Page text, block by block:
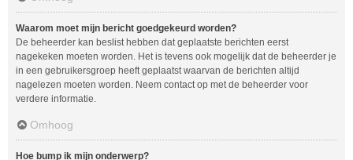
Waarom moet mijn bericht goedgekeurd worden?
De beheerder kan beslist hebben dat geplaatste berichten eerst
nagekeken moeten worden. Het is tevens ook mogelijk dat de beheerder je
in een gebruikersgroep heeft geplaatst waarvan de berichten altijd
nagelezen moeten worden. Neem contact op met de beheerder voor
verdere informatie.
Omhoog
Hoe bump ik mijn onderwerp?